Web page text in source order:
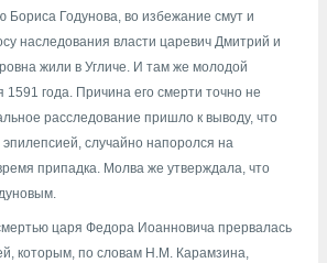
Годунова, во избежание смут и
наследования власти царевич Дмитрий и
жили в Угличе. И там же молодой
года. Причина его смерти точно не
расследование пришло к выводу, что
случайно напоролся на
припадка. Молва же утверждала, что
царя Федора Иоанновича прервалась
которым, по словам Н.М. Карамзина,